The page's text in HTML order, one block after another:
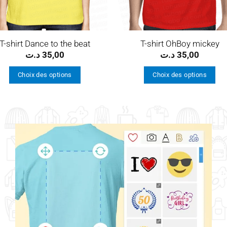
T-shirt Dance to the beat
35,00 د.ت
Choix des options
plusieurs
variations.
Les
options
peuvent
être
choisies
sur
T-shirt OhBoy mickey
35,00 د.ت
Choix des options
plusieurs
variations.
Les
options
peuvent
être
choisies